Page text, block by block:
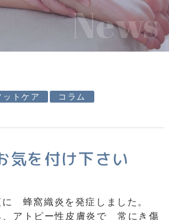
News
ットケア コラム
気を付け下さい
蜂窩織炎を発症しました。
、アトピー性皮膚炎で 常にき傷